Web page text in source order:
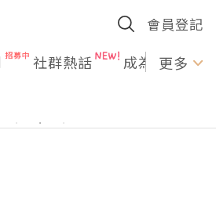
會員登記
社群熱話 成為U更多